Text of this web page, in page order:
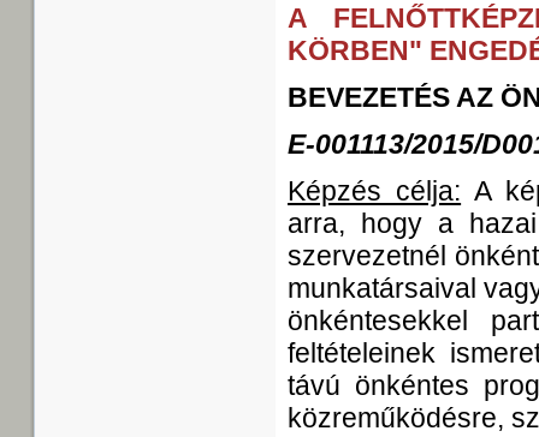
A
KÖRBEN"
BEVEZETÉS AZ
E-001113/2015/
Képzés célja: A
arra, hogy a
szervezetnél
munkatársaival
önkéntesekkel
feltételeinek
távú önkéntes
közreműködésre,